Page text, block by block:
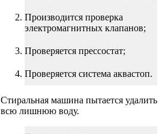
Производится проверка
электромагнитных клапанов;
Проверяется прессостат;
Проверяется система аквастоп.
Стиральная машина пытается удалить
всю лишнюю воду.